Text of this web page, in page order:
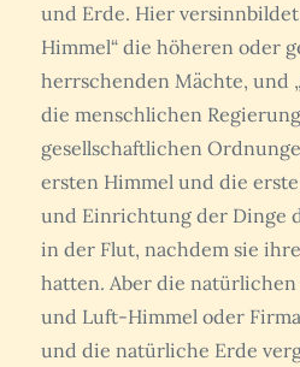
und Erde. Hier versinnbildet
Himmel“ die höheren oder
herrschenden Mächte, und
die menschlichen
gesellschaftlichen
ersten Himmel und die
und Einrichtung der Dinge
in der Flut, nachdem sie
hatten. Aber die
und Luft-Himmel oder
und die natürliche Erde